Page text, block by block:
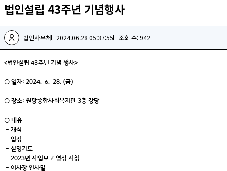
법인설립 43주년 기념행사
법인사무처 2024.06.28 05:37:55 조회 수: 942
<법인설립 43주년 기념 행사>
○ 일자: 2024. 6. 28.(금)
○ 장소: 원광종합사회복지관 3층 강당
○ 내용
- 개식
- 입정
- 설명기도
- 2023년 사업보고 영상 시청
- 이사장 인사말